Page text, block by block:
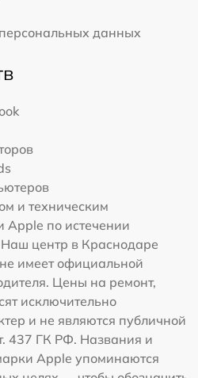
данных
и техническим
Apple по истечении
центр в Краснодаре
имеет официальной
Цены на ремонт,
исключительно
и не являются публичной
437 ГК РФ. Названия и
Apple упоминаются